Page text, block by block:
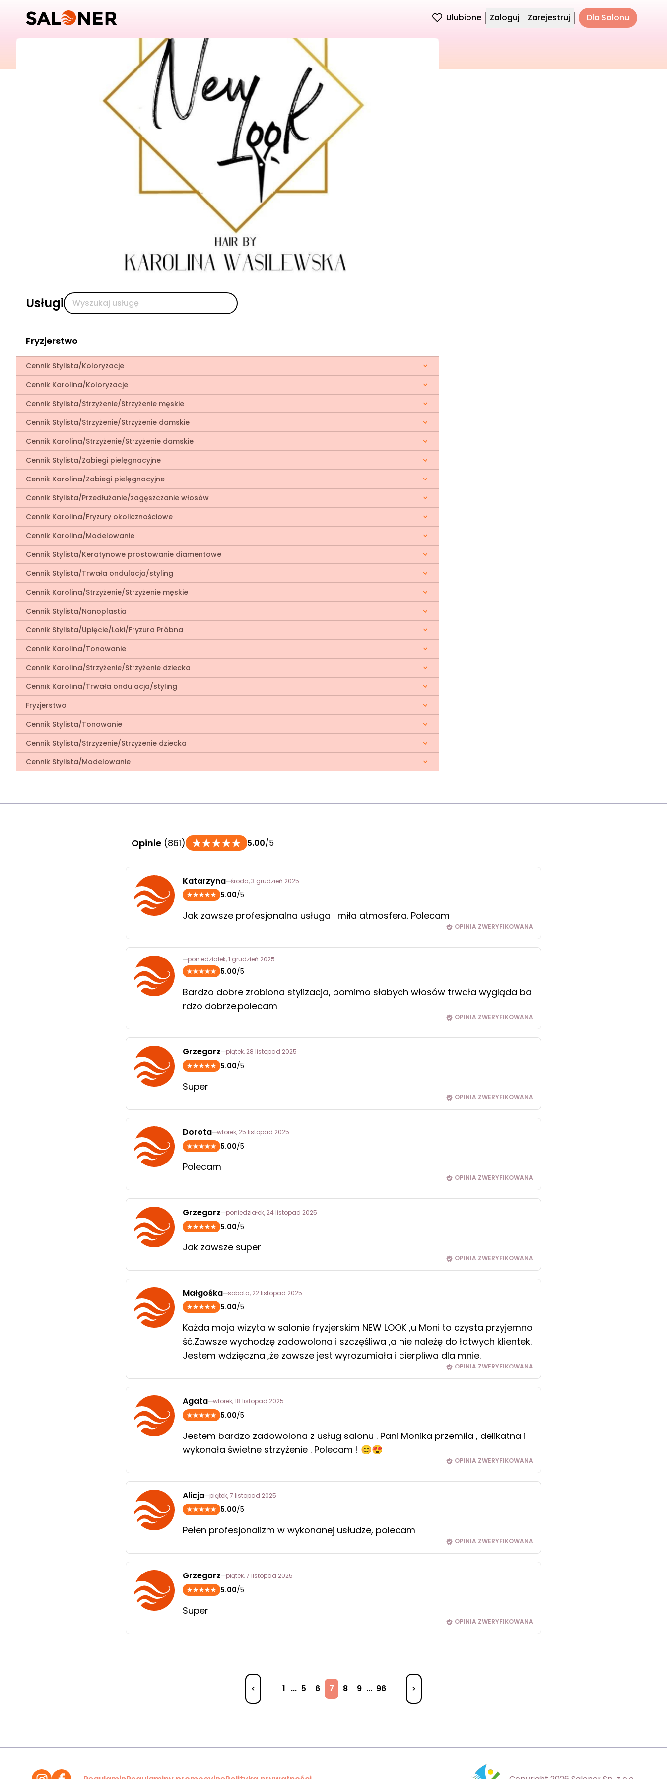
Ulubione Zaloguj Zarejestruj Dla Salonu
Usługi
Fryzjerstwo
Cennik Stylista/Koloryzacje
Cennik Karolina/Koloryzacje
Cennik Stylista/Strzyżenie/Strzyżenie męskie
Cennik Stylista/Strzyżenie/Strzyżenie damskie
Cennik Karolina/Strzyżenie/Strzyżenie damskie
Cennik Stylista/Zabiegi pielęgnacyjne
Cennik Karolina/Zabiegi pielęgnacyjne
Cennik Stylista/Przedłużanie/zagęszczanie włosów
Cennik Karolina/Fryzury okolicznościowe
Cennik Karolina/Modelowanie
Cennik Stylista/Keratynowe prostowanie diamentowe
Cennik Stylista/Trwała ondulacja/styling
Cennik Karolina/Strzyżenie/Strzyżenie męskie
Cennik Stylista/Nanoplastia
Cennik Stylista/Upięcie/Loki/Fryzura Próbna
Cennik Karolina/Tonowanie
Cennik Karolina/Strzyżenie/Strzyżenie dziecka
Cennik Karolina/Trwała ondulacja/styling
Fryzjerstwo
Cennik Stylista/Tonowanie
Cennik Stylista/Strzyżenie/Strzyżenie dziecka
Cennik Stylista/Modelowanie
Opinie (861) 5.00/5
Katarzyna środa, 3 grudzień 2025
5.00/5
Jak zawsze profesjonalna usługa i miła atmosfera. Polecam
OPINIA ZWERYFIKOWANA
poniedziałek, 1 grudzień 2025
5.00/5
Bardzo dobre zrobiona stylizacja, pomimo słabych włosów trwała wygląda ba
rdzo dobrze.polecam
OPINIA ZWERYFIKOWANA
Grzegorz piątek, 28 listopad 2025
5.00/5
Super
OPINIA ZWERYFIKOWANA
Dorota wtorek, 25 listopad 2025
5.00/5
Polecam
OPINIA ZWERYFIKOWANA
Grzegorz poniedziałek, 24 listopad 2025
5.00/5
Jak zawsze super
OPINIA ZWERYFIKOWANA
Małgośka sobota, 22 listopad 2025
5.00/5
Każda moja wizyta w salonie fryzjerskim NEW LOOK ,u Moni to czysta przyjemno
ść.Zawsze wychodzę zadowolona i szczęśliwa ,a nie należę do łatwych klientek.
Jestem wdzięczna ,że zawsze jest wyrozumiała i cierpliwa dla mnie.
OPINIA ZWERYFIKOWANA
Agata wtorek, 18 listopad 2025
5.00/5
Jestem bardzo zadowolona z usług salonu . Pani Monika przemiła , delikatna i
wykonała świetne strzyżenie . Polecam ! 😊😍
OPINIA ZWERYFIKOWANA
Alicja piątek, 7 listopad 2025
5.00/5
Pełen profesjonalizm w wykonanej usłudze, polecam
OPINIA ZWERYFIKOWANA
Grzegorz piątek, 7 listopad 2025
5.00/5
Super
OPINIA ZWERYFIKOWANA
1 ... 5 6 7 8 9 ... 96